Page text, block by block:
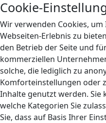
Cookie-
Wir verwenden Cookies,
Webseiten-Erlebnis zu
den Betrieb der Seite und
kommerziellen
solche, die lediglich zu
Komforteinstellungen oder
Inhalte genutzt werden. Sie
welche Kategorien Sie
Sie, dass auf Basis Ihrer